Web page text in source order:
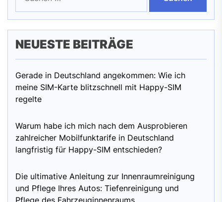
NEUESTE BEITRÄGE
Gerade in Deutschland angekommen: Wie ich
meine SIM-Karte blitzschnell mit Happy-SIM
regelte
Warum habe ich mich nach dem Ausprobieren
zahlreicher Mobilfunktarife in Deutschland
langfristig für Happy-SIM entschieden?
Die ultimative Anleitung zur Innenraumreinigung
und Pflege Ihres Autos: Tiefenreinigung und
Pflege des Fahrzeuginnenraums